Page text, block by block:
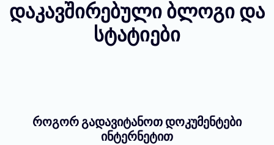
დაკავშირებული ბლოგი და
სტატიები
როგორ გადავიტანოთ დოკუმენტები
ინტერნეტით